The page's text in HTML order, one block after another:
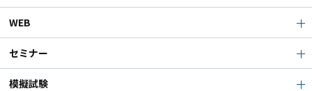
WEB
セミナー
模擬試験